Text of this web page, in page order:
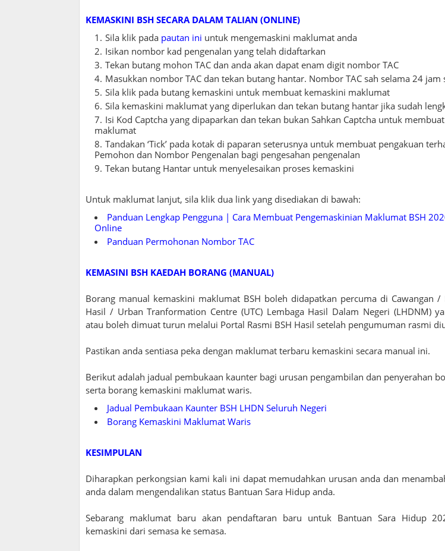
KEMASKINI BSH SECARA DALAM TALIAN (ONLINE)
Sila klik pada pautan ini untuk mengemaskini maklumat anda
Isikan nombor kad pengenalan yang telah didaftarkan
Tekan butang mohon TAC dan anda akan dapat enam digit nombor TAC
Masukkan nombor TAC dan tekan butang hantar. Nombor TAC sah selama 24 jam
Sila klik pada butang kemaskini untuk membuat kemaskini maklumat
Sila kemaskini maklumat yang diperlukan dan tekan butang hantar jika sudah
Isi Kod Captcha yang dipaparkan dan tekan bukan Sahkan Captcha untuk
maklumat
Tandakan ‘Tick’ pada kotak di paparan seterusnya untuk membuat pengakuan
Pemohon dan Nombor Pengenalan bagi pengesahan pengenalan
Tekan butang Hantar untuk menyelesaikan proses kemaskini
Untuk maklumat lanjut, sila klik dua link yang disediakan di bawah:
Panduan Lengkap Pengguna | Cara Membuat Pengemaskinian Maklumat BSH
Online
Panduan Permohonan Nombor TAC
KEMASINI BSH KAEDAH BORANG (MANUAL)
Borang manual kemaskini maklumat BSH boleh didapatkan percuma di Cawangan /
Hasil / Urban Tranformation Centre (UTC) Lembaga Hasil Dalam Negeri (LHDNM)
atau boleh dimuat turun melalui Portal Rasmi BSH Hasil setelah pengumuman rasmi
Pastikan anda sentiasa peka dengan maklumat terbaru kemaskini secara manual ini.
Berikut adalah jadual pembukaan kaunter bagi urusan pengambilan dan penyerahan
serta borang kemaskini maklumat waris.
Jadual Pembukaan Kaunter BSH LHDN Seluruh Negeri
Borang Kemaskini Maklumat Waris
KESIMPULAN
Diharapkan perkongsian kami kali ini dapat memudahkan urusan anda dan
anda dalam mengendalikan status Bantuan Sara Hidup anda.
Sebarang maklumat baru akan pendaftaran baru untuk Bantuan Sara Hidup
kemaskini dari semasa ke semasa.